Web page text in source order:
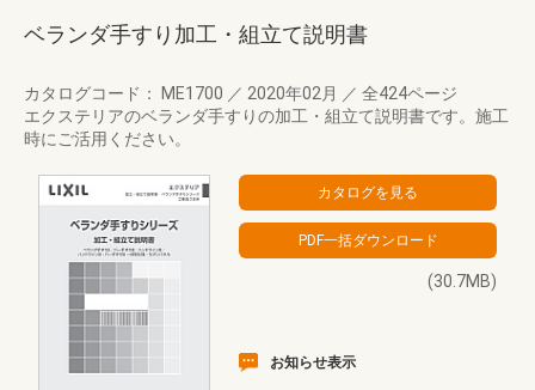
ベランダ手すり加工・組立て説明書
カタログコード： ME1700 ／ 2020年02月 ／ 全424ページ
エクステリアのベランダ手すりの加工・組立て説明書です。施工
時にご活用ください。
(30.7MB)
お知らせ表示